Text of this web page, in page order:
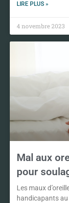
LIRE PLUS »
4 novembre 2023
Mal aux
pour
Les maux
handicapants